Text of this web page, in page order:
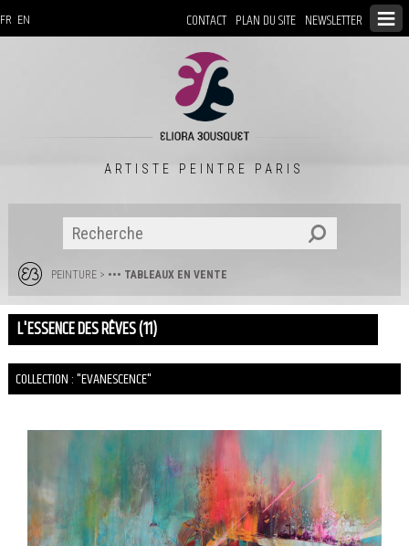
CONTACT PLAN DU SITE NEWSLETTER
FR EN
ARTISTE PEINTRE PARIS
PEINTURE> ••• TABLEAUX EN VENTE
L'ESSENCE DES RÊVES (11)
COLLECTION : "EVANESCENCE"